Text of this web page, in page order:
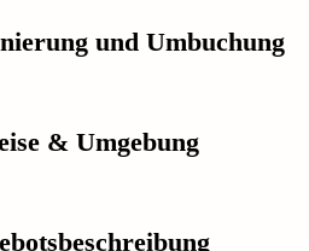
und Umbuchung
& Umgebung